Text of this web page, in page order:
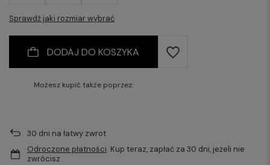
Sprawdź jaki rozmiar wybrać
DODAJ DO KOSZYKA
Możesz kupić także poprzez:
30 dni na łatwy zwrot
Odroczone płatności. Kup teraz, zapłać za 30 dni, jeżeli nie
zwrócisz